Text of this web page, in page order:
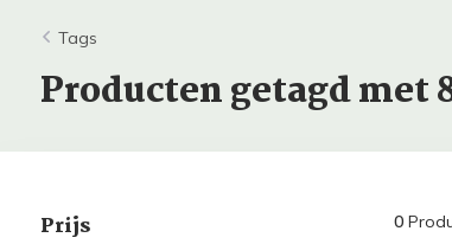
Tags
Producten getagd met
Prijs 0